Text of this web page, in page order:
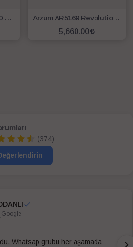
Philips BHD340/10 2100 W Saç Kurutma Makinesi
Arzum AR5169 Revolution Profesyonel Saç Kurutma Makinesi - Platin Gri
5,660.00
(374)
Whatsap grubu her aşamada